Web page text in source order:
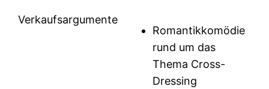
Verkaufsargumente
Romantikkomödie
rund um das
Thema Cross-
Dressing